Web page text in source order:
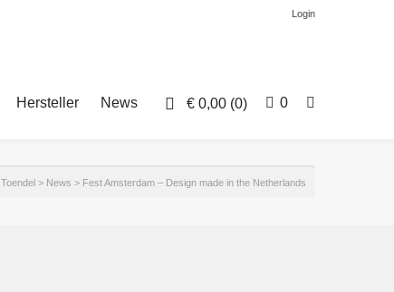
Login
€ 0,00 (0) 0
Hersteller News
Toendel > News > Fest Amsterdam – Design made in the Netherlands